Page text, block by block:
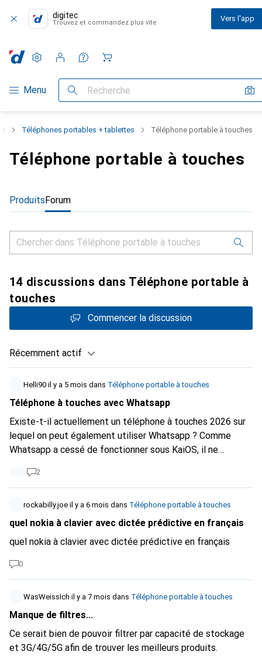
digitec
Trouvez et commandez plus vite Vers l'app
Navigation par catégorie
Menu Recherche
Paramètres
Compte client
Listes de comparaison
Listes d'envies
Panier
Téléphones portables + tablettes Téléphone portable à touches
Téléphone portable à touches
ProduitsForum
14 discussions dans Téléphone portable à
touches
Commencer la discussion
Récemment actif
Helli90 il y a 5 mois dans Téléphone portable à touches
Téléphone à touches avec Whatsapp
Existe-t-il actuellement un téléphone à touches 2026 sur
lequel on peut également utiliser Whatsapp ? Comme
Whatsapp a cessé de fonctionner sous KaiOS, il ne
Je suis à la recherche d'un appareil mobile simple, mais qui
doit avoir Whatsapp.
2
rockabilly.joe il y a 6 mois dans Téléphone portable à touches
quel nokia à clavier avec dictée prédictive en français
quel nokia à clavier avec dictée prédictive en français
0
WasWeissIch il y a 7 mois dans Téléphone portable à touches
Manque de filtres...
Ce serait bien de pouvoir filtrer par capacité de stockage
et 3G/4G/5G afin de trouver les meilleurs produits.